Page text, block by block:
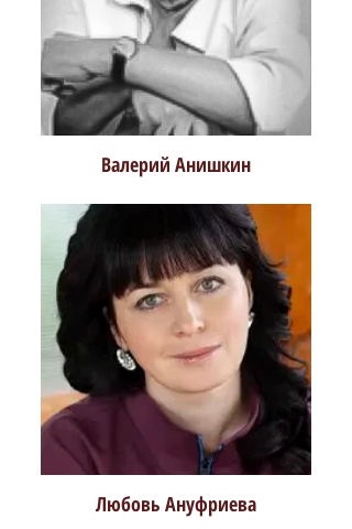
Валерий Анишкин
Любовь Ануфриева